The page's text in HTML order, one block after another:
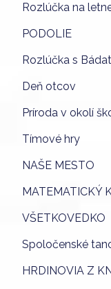
Rozlúčka na
PODOLIE
Rozlúčka s
Deň otcov
Príroda v okolí
Tímové hry
NAŠE MESTO
MATEMATICKÝ
VŠETKOVEDKO
Spoločenské
HRDINOVIA Z